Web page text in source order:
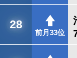
28
前月33位